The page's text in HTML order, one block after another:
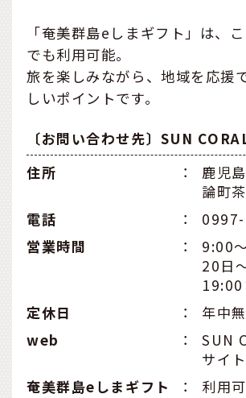
「奄美群島eしまギフト」は、
でも利用可能。
旅を楽しみながら、地域を応援
しいポイントです。
〔お問い合わせ先〕SUN
住所
：
鹿児
論町
電話
：
営業時間
：
9:00
20日
19:00
定休日
：
年中
web
：
SUN
サイト
奄美群島eしまギフト
： 利用